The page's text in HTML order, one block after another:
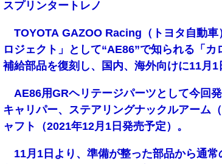
スプリンタートレノ
TOYOTA GAZOO Racing（トヨタ自動車
ロジェクト」として“AE86”で知られる「
補給部品を復刻し、国内、海外向けに11月1
AE86用GRヘリテージパーツとして今回
キャリパー、ステアリングナックルアーム
ャフト（2021年12月1日発売予定）。
11月1日より、準備が整った部品から通